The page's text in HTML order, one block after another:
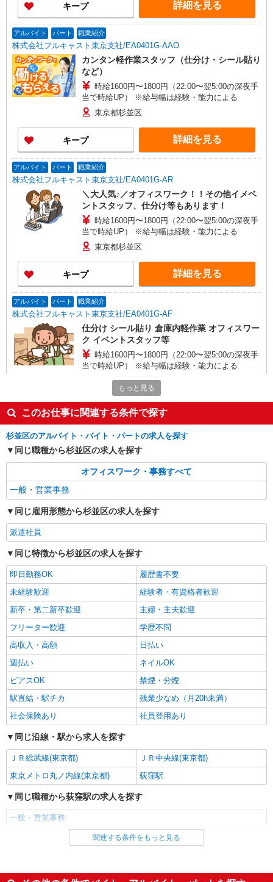
キープ 詳細を見る
アルバイト パート 職業紹介
株式会社フルキャスト東京支社/EA0401G-AAO
カンタン軽作業スタッフ（仕分け・シール貼り
など）
時給1600円〜1800円（22:00〜翌5:00の深夜手
当で時給UP） ※給与幅は経験・能力による
東京都杉並区
キープ 詳細を見る
アルバイト パート 職業紹介
株式会社フルキャスト東京支社/EA0401G-AR
＼大人気♪／オフィスワーク！！その他イメベ
ントスタッフ、仕分け等もあります！
時給1600円〜1800円（22:00〜翌5:00の深夜手
当で時給UP） ※給与幅は経験・能力による
東京都杉並区
キープ 詳細を見る
アルバイト パート 職業紹介
株式会社フルキャスト東京支社/EA0401G-AF
仕分け シール貼り 倉庫内軽作業 オフィスワー
ク イベントスタッフ等
時給1600円〜1800円（22:00〜翌5:00の深夜手
当で時給UP） ※給与幅は経験・能力による
東京都杉並区
キープ
パート
サミット株式会社
一般事務（人事部 正社員アシスタント業務）
時給1226円
キープ
パート
一般事務（人事部 正社員アシスタント業務）
サミット本部 （東京都杉並区永福3-57-14）
キープ
派遣社員
株式会社パソナ・東京キャリアセンター/KT600116139202
一般事務/データ入力
月給262300円 ★交通費規定に基づき交通費支
キープ 詳細を見る
派遣社員
株式会社パソナ・東京キャリアセンター/KT600116388103
一般事務
キープ 詳細を見る
もっと見る
このお仕事に関連する条件で探す
杉並区のアルバイト・バイト・パートの求人を探す
同じ職種から杉並区の求人を探す
オフィスワーク・事務すべて
一般・営業事務
同じ雇用形態から杉並区の求人を探す
派遣社員
同じ特徴から杉並区の求人を探す
即日勤務OK
履歴書不要
未経験歓迎
経験者・有資格者歓迎
新卒・第二新卒歓迎
主婦・主夫歓迎
フリーター歓迎
学歴不問
高収入・高額
日払い
週払い
ネイルOK
ピアスOK
禁煙・分煙
駅直結・駅チカ
残業少なめ（月20h未満）
社会保険あり
社員登用あり
同じ沿線・駅から求人を探す
ＪＲ総武線(東京都)
ＪＲ中央線(東京都)
東京メトロ丸ノ内線(東京都)
荻窪駅
同じ職種から荻窪駅の求人を探す
一般・営業事務
同じ雇用形態から荻窪駅の求人を探す
関連する条件をもっと見る